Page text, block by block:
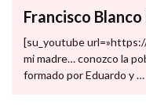
Francisco
[su_youtube
mi madre… conozco la
formado por Eduardo y …